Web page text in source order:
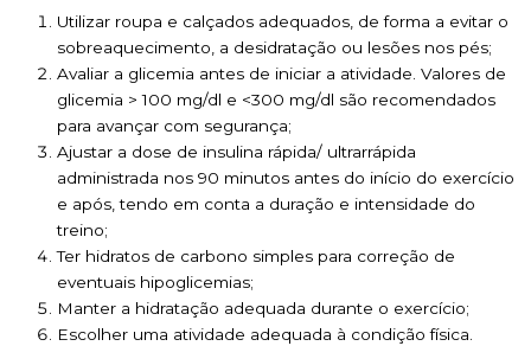
Utilizar roupa e calçados adequados, de forma a evitar o
sobreaquecimento, a desidratação ou lesões nos pés;
Avaliar a glicemia antes de iniciar a atividade. Valores de
glicemia > 100 mg/dl e <300 mg/dl são recomendados
para avançar com segurança;
Ajustar a dose de insulina rápida/ ultrarrápida
administrada nos 90 minutos antes do início do exercício
e após, tendo em conta a duração e intensidade do
treino;
Ter hidratos de carbono simples para correção de
eventuais hipoglicemias;
Manter a hidratação adequada durante o exercício;
Escolher uma atividade adequada à condição física.